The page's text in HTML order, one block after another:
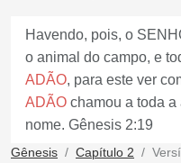
Havendo, pois, o
o animal do campo, e
ADÃO, para este ver
ADÃO chamou a toda
nome. Gênesis 2:19
Gênesis Capítulo 2